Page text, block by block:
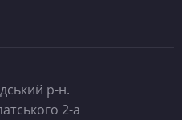
р-н.
2-а